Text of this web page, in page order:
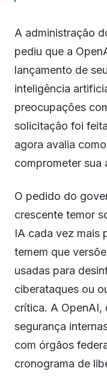
A administração
pediu que a
lançamento de
inteligência
preocupações
solicitação foi
agora avalia
comprometer sua
O pedido do
crescente temor
IA cada vez mais
temem que
usadas para
ciberataques ou
crítica. A OpenAI,
segurança
com órgãos
cronograma de